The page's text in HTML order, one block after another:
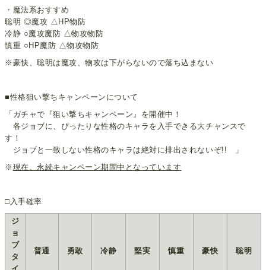
・魔法系おすすめ
聡明 ◎魔攻 △HP物防
冷静 ○魔攻魔防 △物攻物防
慎重 ○HP魔防 △物攻物防
※豪快、聡明は魔攻、物攻は下がらないので落ち込まない
■性格狙い撃ちキャンペーンについて
「ガチャで『狙い撃ちキャンペーン』を開催中！
各ジョブに、ぴったりな性格のキャラを入手できる大チャンスで
す！
ジョブと一致しない性格のキャラは絶対に排出されないぞ!! 」
※ 現在、永続キャンペーン期間中となっています
□入手確率
ジ
ョ
ブ
タ
普通 勇敢 冷静 堅実 慎重 豪快 聡明